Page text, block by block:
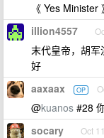
《 Yes Minister
illion4557
末代皇帝，胡
好
aaxaax OP
@kuanos #28
socary Oct